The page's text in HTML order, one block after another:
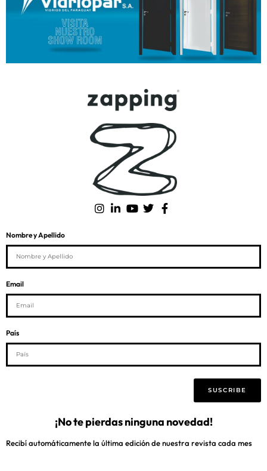
Nombre y Apellido
Email
País
SUSCRIBE
¡No te pierdas ninguna novedad!
Recibí automáticamente la última edición de nuestra revista cada mes